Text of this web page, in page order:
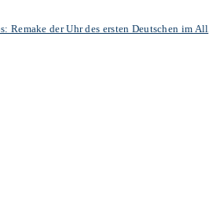
Remake der Uhr des ersten Deutschen im